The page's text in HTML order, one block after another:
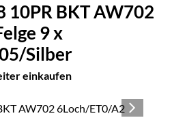
10PR BKT AW702
9 x
Silber
einkaufen